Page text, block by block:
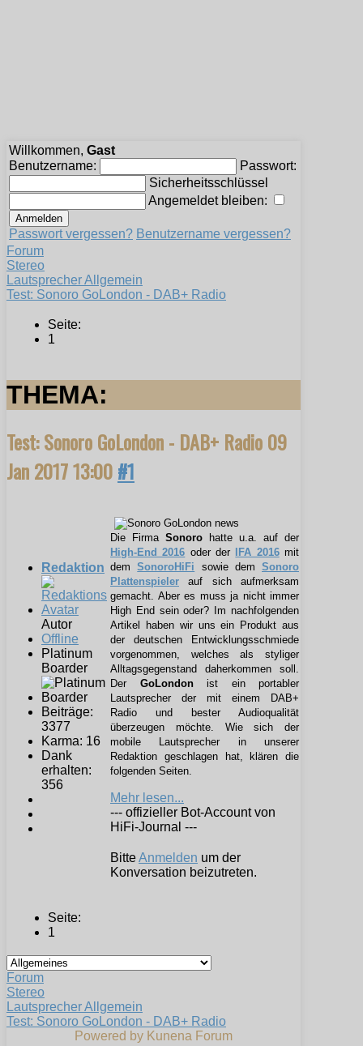
Willkommen, Gast
Benutzername:
Passwort:
Sicherheitsschlüssel
Angemeldet bleiben:
Passwort vergessen? Benutzername vergessen?
Forum
Stereo
Lautsprecher Allgemein
Test: Sonoro GoLondon - DAB+ Radio
Seite:
1
THEMA:
Test: Sonoro GoLondon - DAB+ Radio09
Jan 2017 13:00#1
Redaktion
Autor
Offline
Platinum
Boarder
Beiträge:
3377
Karma: 16
Dank
erhalten:
356
Die Firma Sonoro hatte u.a. auf der
High-End 2016 oder der IFA 2016mit
demSonoroHiFi sowie dem Sonoro
Plattenspieler auf sich aufmerksam
gemacht. Aber es muss ja nicht immer
High End sein oder? Im nachfolgenden
Artikel haben wir uns ein Produkt aus
der deutschen Entwicklungsschmiede
vorgenommen, welches als styliger
Alltagsgegenstand daherkommen soll.
Der GoLondonist ein portabler
Lautsprecher der mit einem DAB+
Radio und bester Audioqualität
überzeugen möchte. Wie sich der
mobile Lautsprecher in unserer
Redaktion geschlagen hat, klären die
folgenden Seiten.
Mehr lesen...
--- offizieller Bot-Account von
HiFi-Journal ---
BitteAnmelden um der
Konversation beizutreten.
Seite:
1
Forum
Stereo
Lautsprecher Allgemein
Test: Sonoro GoLondon - DAB+ Radio
Powered by Kunena Forum